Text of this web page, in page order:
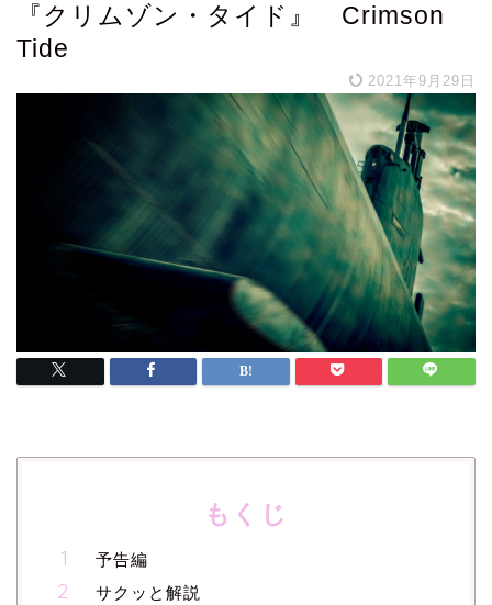
『クリムゾン・タイド』 Crimson
Tide
2021年9月29日
もくじ
予告編
サクッと解説